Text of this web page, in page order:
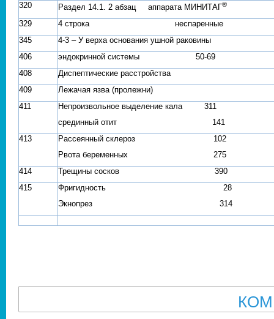
320
Раздел 14.1. 2 абзац аппарата МИНИТАГ ®
329
4 строка неспаренные
345
4-3 – У верха основания ушной раковины
406
эндокринной системы 50-69
408
Диспептические расстройства
409
Лежачая язва (пролежни)
411
Непроизвольное выделение кала 311
срединный отит 141
413
Рассеянный склероз 102
Рвота беременных 275
414
Трещины сосков 390
415
Фригидность 28
Экнопрез 314